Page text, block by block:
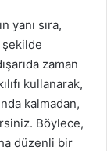
yanı sıra,
şekilde
zaman
kullanarak,
kalmadan,
Böylece,
düzenli bir